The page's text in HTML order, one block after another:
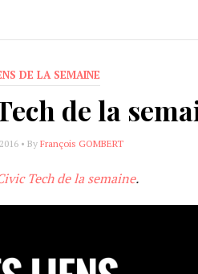
DE LA SEMAINE
de la
• By François GOMBERT
Tech de la semaine.